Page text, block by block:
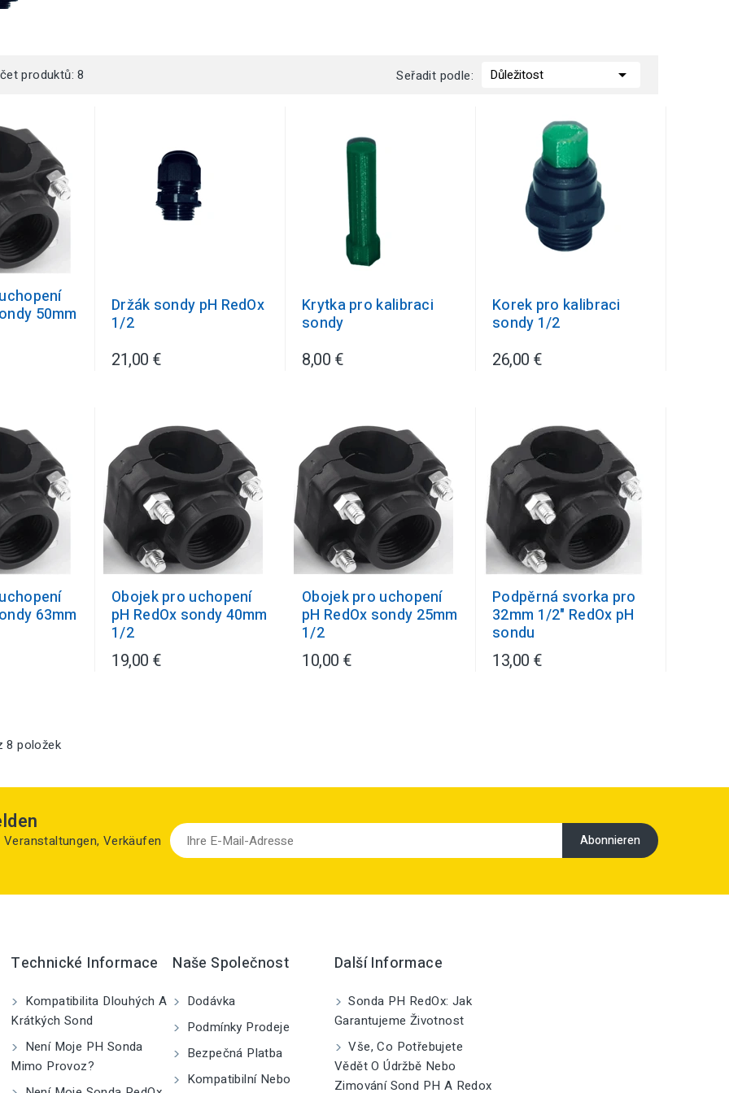
produktů: 8 Seřadit podle: Důležitost 
50mm
Držák sondy pH RedOx
1/2
21,00 €
Krytka pro kalibraci
sondy
8,00 €
Korek pro kalibraci
sondy 1/2
26,00 €
63mm
Obojek pro uchopení
pH RedOx sondy 40mm
1/2
19,00 €
Obojek pro uchopení
pH RedOx sondy 25mm
1/2
10,00 €
Podpěrná svorka pro
32mm 1/2" RedOx pH
sondu
13,00 €
8 položek
Verkäufen
Technické Informace
Kompatibilita Dlouhých A
Krátkých Sond
Není Moje PH Sonda
Mimo Provoz?
Naše Společnost
Dodávka
Podmínky Prodeje
Bezpečná Platba
Kompatibilní Nebo
Další Informace
Sonda PH RedOx: Jak
Garantujeme Životnost
Vše, Co Potřebujete
Vědět O Údržbě Nebo
Zimování Sond PH A Redox